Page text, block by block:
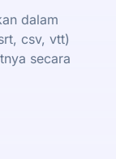
dalam
csv, vtt)
secara